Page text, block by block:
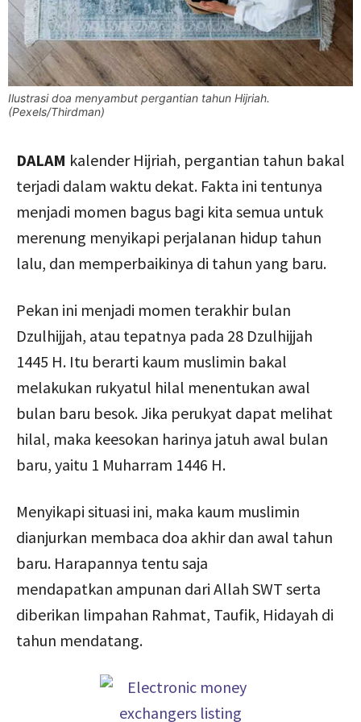
Ilustrasi doa menyambut pergantian tahun Hijriah.
(Pexels/Thirdman)
DALAM kalender Hijriah, pergantian tahun bakal
terjadi dalam waktu dekat. Fakta ini tentunya
menjadi momen bagus bagi kita semua untuk
merenung menyikapi perjalanan hidup tahun
lalu, dan memperbaikinya di tahun yang baru.
Pekan ini menjadi momen terakhir bulan
Dzulhijjah, atau tepatnya pada 28 Dzulhijjah
1445 H. Itu berarti kaum muslimin bakal
melakukan rukyatul hilal menentukan awal
bulan baru besok. Jika perukyat dapat melihat
hilal, maka keesokan harinya jatuh awal bulan
baru, yaitu 1 Muharram 1446 H.
Menyikapi situasi ini, maka kaum muslimin
dianjurkan membaca doa akhir dan awal tahun
baru. Harapannya tentu saja
mendapatkan ampunan dari Allah SWT serta
diberikan limpahan Rahmat, Taufik, Hidayah di
tahun mendatang.